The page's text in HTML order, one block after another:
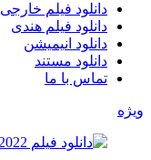
دانلود فیلم خارجی
دانلود فیلم هندی
دانلود انیمیشن
دانلود مستند
تماس با ما
ویژه